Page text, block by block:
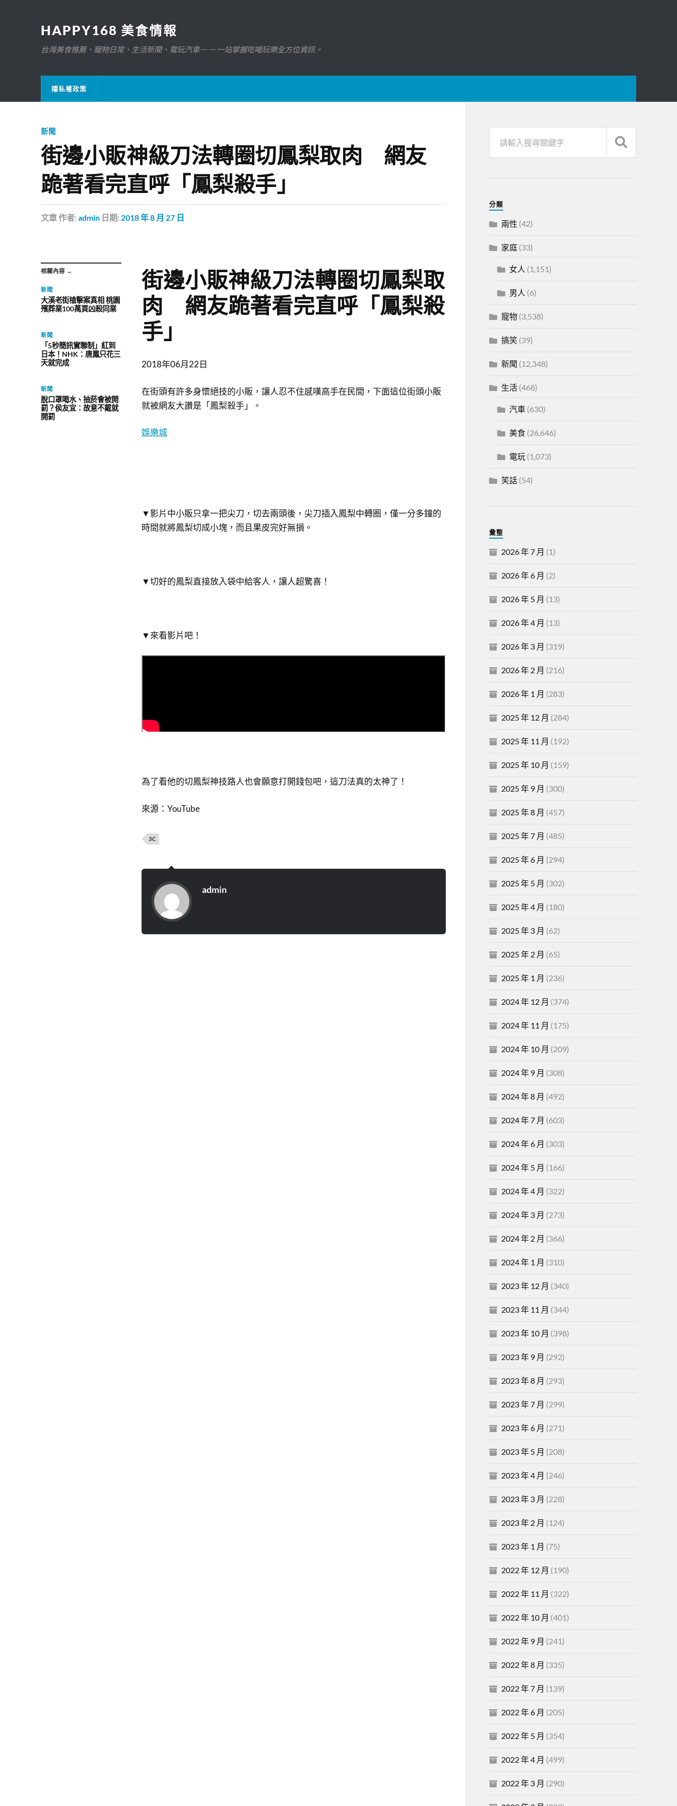
HAPPY168 美食情報
台灣美食推薦、寵物日常、生活新聞、電玩汽車——一站掌握吃喝玩樂全方位資訊。
隱私權政策
新聞
街邊小販神級刀法轉圈切鳳梨取肉 網友
跪著看完直呼「鳳梨殺手」
文章作者: admin 日期: 2018 年 8 月 27 日
相關內容 →
新聞
大溪老街槍擊案真相 桃園
殯葬業100萬買凶殺同業
新聞
「5秒簡訊實聯制」紅到
日本！NHK：唐鳳只花三
天就完成
新聞
脫口罩喝水、抽菸會被開
罰？侯友宜：故意不戴就
開罰
街邊小販神級刀法轉圈切鳳梨取
肉 網友跪著看完直呼「鳳梨殺
手」
2018年06月22日
在街頭有許多身懷絕技的小販，讓人忍不住感嘆高手在民間，下面這位街頭小販
就被網友大讚是「鳳梨殺手」。
娛樂城
▼影片中小販只拿一把尖刀，切去兩頭後，尖刀插入鳳梨中轉圈，僅一分多鐘的
時間就將鳳梨切成小塊，而且果皮完好無損。
▼切好的鳳梨直接放入袋中給客人，讓人超驚喜！
▼來看影片吧！
為了看他的切鳳梨神技路人也會願意打開錢包吧，這刀法真的太神了！
來源：YouTube
3C
admin
分類
兩性 (42)
家庭(33)
女人 (1,151)
男人 (6)
寵物(3,538)
搞笑(39)
新聞 (12,348)
生活(468)
汽車(630)
美食(26,646)
電玩(1,073)
笑話(54)
彙整
2026 年 7 月 (1)
2026 年 6 月 (2)
2026 年 5 月 (13)
2026 年 4 月 (13)
2026 年 3 月 (319)
2026 年 2 月 (216)
2026 年 1 月 (283)
2025 年 12 月 (284)
2025 年 11 月 (192)
2025 年 10 月 (159)
2025 年 9 月 (300)
2025 年 8 月 (457)
2025 年 7 月 (485)
2025 年 6 月 (294)
2025 年 5 月 (302)
2025 年 4 月 (180)
2025 年 3 月 (62)
2025 年 2 月 (65)
2025 年 1 月 (236)
2024 年 12 月 (374)
2024 年 11 月 (175)
2024 年 10 月 (209)
2024 年 9 月 (308)
2024 年 8 月 (492)
2024 年 7 月 (603)
2024 年 6 月 (303)
2024 年 5 月 (166)
2024 年 4 月 (322)
2024 年 3 月 (273)
2024 年 2 月 (366)
2024 年 1 月 (310)
2023 年 12 月 (340)
2023 年 11 月 (344)
2023 年 10 月 (398)
2023 年 9 月 (292)
2023 年 8 月 (293)
2023 年 7 月 (299)
2023 年 6 月 (271)
2023 年 5 月 (208)
2023 年 4 月 (246)
2023 年 3 月 (228)
2023 年 2 月 (124)
2023 年 1 月 (75)
2022 年 12 月 (190)
2022 年 11 月 (322)
2022 年 10 月 (401)
2022 年 9 月 (241)
2022 年 8 月 (335)
2022 年 7 月 (139)
2022 年 6 月 (205)
2022 年 5 月 (354)
2022 年 4 月 (499)
2022 年 3 月 (290)